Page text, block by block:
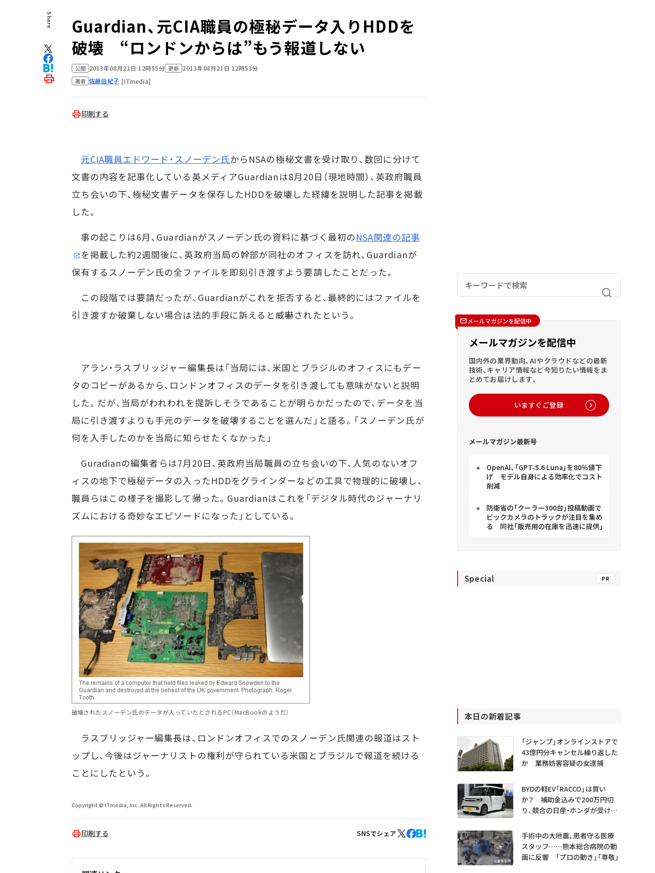
Share
Guardian、元CIA職員の極秘データ入りHDDを
破壊 “ロンドンからは”もう報道しない
公開 2013年08月21日 12時55分 更新 2013年08月21日 12時53分
著者 佐藤由紀子 [ITmedia]
印刷する
元CIA職員エドワード・スノーデン氏からNSAの極秘文書を受け取り、数回に分けて
文書の内容を記事化している英メディアGuardianは8月20日（現地時間）、英政府職員
立ち会いの下、極秘文書データを保存したHDDを破壊した経緯を説明した記事を掲載
した。
事の起こりは6月、Guardianがスノーデン氏の資料に基づく最初のNSA関連の記事
を掲載した約2週間後に、英政府当局の幹部が同社のオフィスを訪れ、Guardianが
保有するスノーデン氏の全ファイルを即刻引き渡すよう要請したことだった。
この段階では要請だったが、Guardianがこれを拒否すると、最終的にはファイルを
引き渡すか破棄しない場合は法的手段に訴えると威嚇されたという。
アラン・ラスブリッジャー編集長は「当局には、米国とブラジルのオフィスにもデー
タのコピーがあるから、ロンドンオフィスのデータを引き渡しても意味がないと説明
した。だが、当局がわれわれを提訴しそうであることが明らかだったので、データを当
局に引き渡すよりも手元のデータを破壊することを選んだ」と語る。「スノーデン氏が
何を入手したのかを当局に知らせたくなかった」
Guradianの編集者らは7月20日、英政府当局職員の立ち会いの下、人気のないオフ
ィスの地下で極秘データの入ったHDDをグラインダーなどの工具で物理的に破壊し、
職員らはこの様子を撮影して帰った。Guardianはこれを「デジタル時代のジャーナリ
ズムにおける奇妙なエピソードになった」としている。
破壊されたスノーデン氏のデータが入っていたとされるPC（MacBookのようだ）
ラスブリッジャー編集長は、ロンドンオフィスでのスノーデン氏関連の報道はスト
ップし、今後はジャーナリストの権利が守られている米国とブラジルで報道を続ける
ことにしたという。
Copyright © ITmedia, Inc. All Rights Reserved.
印刷する SNSでシェア
メールマガジンを配信中
メールマガジンを配信中
国内外の業界動向、AIやクラウドなどの最新
技術、キャリア情報など今知りたい情報をま
とめてお届けします。
いますぐご登録
メールマガジン最新号
OpenAI、「GPT-5.6 Luna」を80％値下
げ モデル自身による効率化でコスト
削減
防衛省の「クーラー300台」投稿動画で
ビックカメラのトラックが注目を集め
る 同社「販売用の在庫を迅速に提供」
Special PR
本日の新着記事
「ジャンプ」オンラインストアで
43億円分キャンセル繰り返した
か 業務妨害容疑の女逮捕
BYDの軽EV「RACCO」は買い
か？ 補助金込みで200万円切
り、競合の日産・ホンダが受ける
手術中の大地震、患者守る医療
スタッフ……熊本総合病院の動
画に反響 「プロの動き」「尊敬」